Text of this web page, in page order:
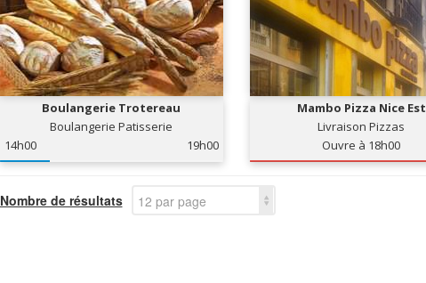
Boulangerie Trotereau
Boulangerie Patisserie
14h00
19h00
Mambo Pizza Nice Est
Livraison Pizzas
Ouvre à 18h00
Nombre de résultats 12 par page